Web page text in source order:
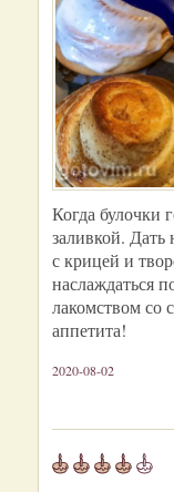
Когда булочки
заливкой. Дать
с крицей и
наслаждаться
лакомством со
аппетита!
2020-08-02